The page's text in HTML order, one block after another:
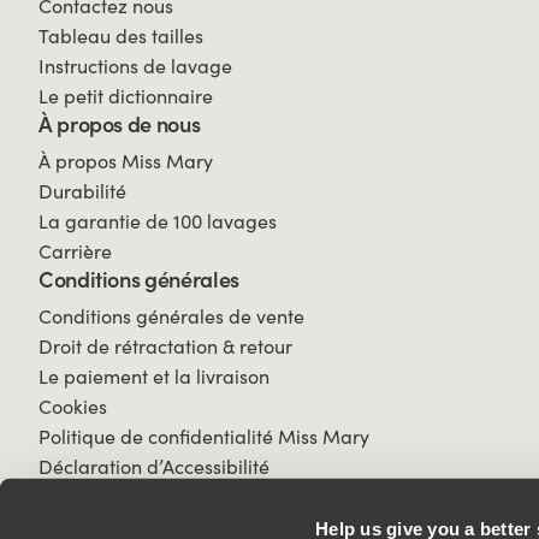
Help us give you a
Contactez nous
Tableau des tailles
Instructions de lavage
Le petit dictionnaire
À propos de nous
À propos Miss Mary
Durabilité
La garantie de 100 lavages
Carrière
Conditions générales
Conditions générales de vente
Droit de rétractation & retour
Le paiement et la livraison
Cookies
Politique de confidentialité Miss Mary
Déclaration d’Accessibilité